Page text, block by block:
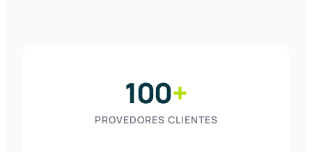
100+
PROVEDORES CLIENTES